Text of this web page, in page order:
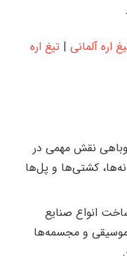
اره آلمانی | تیغ اره
نقش مهمی در
کشتی‌ها و پل‌ها
انواع صنایع
موسیقی و مجسمه‌ها